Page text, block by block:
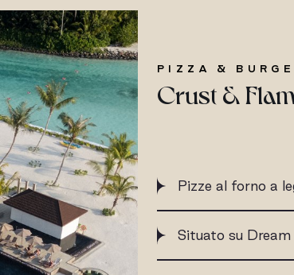
PIZZA &
Crust &
Pizze al forno a
Situato su Dream